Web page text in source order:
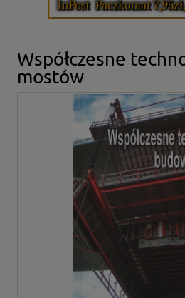
Współczesne
mostów